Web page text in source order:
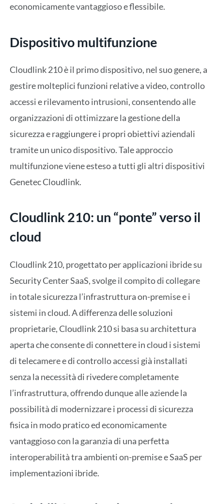
economicamente vantaggioso e flessibile.
Dispositivo multifunzione
Cloudlink 210 è il primo dispositivo, nel suo genere, a
gestire molteplici funzioni relative a video, controllo
accessi e rilevamento intrusioni, consentendo alle
organizzazioni di ottimizzare la gestione della
sicurezza e raggiungere i propri obiettivi aziendali
tramite un unico dispositivo. Tale approccio
multifunzione viene esteso a tutti gli altri dispositivi
Genetec Cloudlink.
Cloudlink 210: un “ponte” verso il
cloud
Cloudlink 210, progettato per applicazioni ibride su
Security Center SaaS, svolge il compito di collegare
in totale sicurezza l’infrastruttura on-premise e i
sistemi in cloud. A differenza delle soluzioni
proprietarie, Cloudlink 210 si basa su architettura
aperta che consente di connettere in cloud i sistemi
di telecamere e di controllo accessi già installati
senza la necessità di rivedere completamente
l’infrastruttura, offrendo dunque alle aziende la
possibilità di modernizzare i processi di sicurezza
fisica in modo pratico ed economicamente
vantaggioso con la garanzia di una perfetta
interoperabilità tra ambienti on-premise e SaaS per
implementazioni ibride.